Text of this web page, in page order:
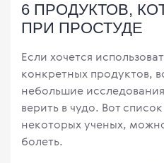
6 ПРОДУКТОВ,
ПРИ ПРОСТУДЕ
Если хочется
конкретных продуктов,
небольшие
верить в чудо. Вот
некоторых ученых,
болеть.